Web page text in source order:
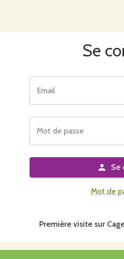
Se
Email
Mot de passe
Se
Mot de
Première visite sur